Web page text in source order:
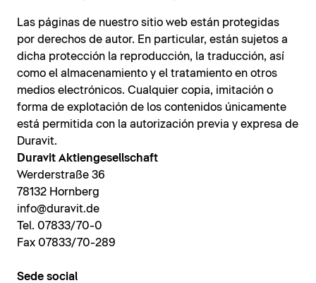
Las páginas de nuestro sitio web están protegidas
por derechos de autor. En particular, están sujetos a
dicha protección la reproducción, la traducción, así
como el almacenamiento y el tratamiento en otros
medios electrónicos. Cualquier copia, imitación o
forma de explotación de los contenidos únicamente
está permitida con la autorización previa y expresa de
Duravit.
Duravit Aktiengesellschaft
Werderstraße 36
78132 Hornberg
info@duravit.de
Tel. 07833/70-0
Fax 07833/70-289
Sede social